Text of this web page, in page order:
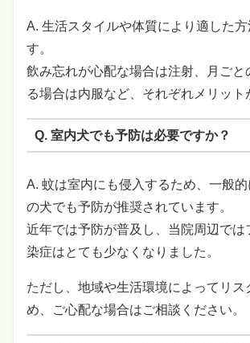
A. 生活スタイルや体質により適した方
す。
飲み忘れが心配な場合は注射、月ごと
る場合は内服など、それぞれメリット
Q. 室内犬でも予防は必要ですか？
A. 蚊は室内にも侵入するため、一般
の犬でも予防が推奨されています。
近年では予防が普及し、当院周辺では
染症はとても少なくなりました。
ただし、地域や生活環境によってリス
め、ご心配な場合はご相談ください。